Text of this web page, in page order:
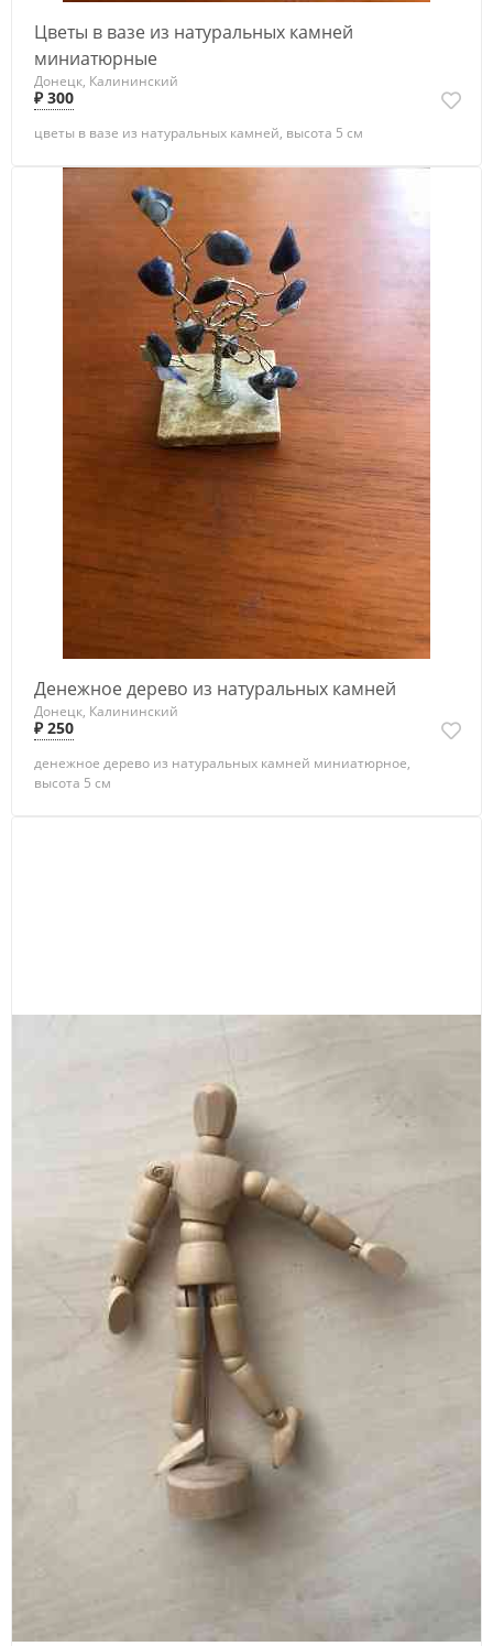
Цветы в вазе из натуральных камней
миниатюрные
Донецк, Калининский
₽ 300
цветы в вазе из натуральных камней, высота 5 см
Денежное дерево из натуральных камней
Донецк, Калининский
₽ 250
денежное дерево из натуральных камней миниатюрное,
высота 5 см